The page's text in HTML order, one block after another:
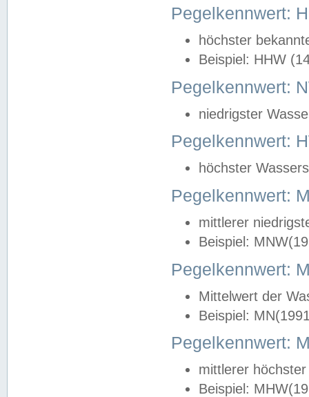
Pegelkennwert:
höchster
Beispiel: HHW
Pegelkennwert:
niedrigster
Pegelkennwert:
höchster
Pegelkennwert:
mittlerer
Beispiel:
Pegelkennwert:
Mittelwert der
Beispiel:
Pegelkennwert:
mittlerer
Beispiel: